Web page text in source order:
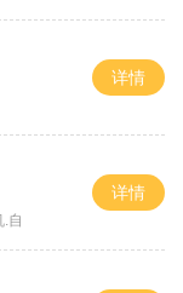
详情
自
详情